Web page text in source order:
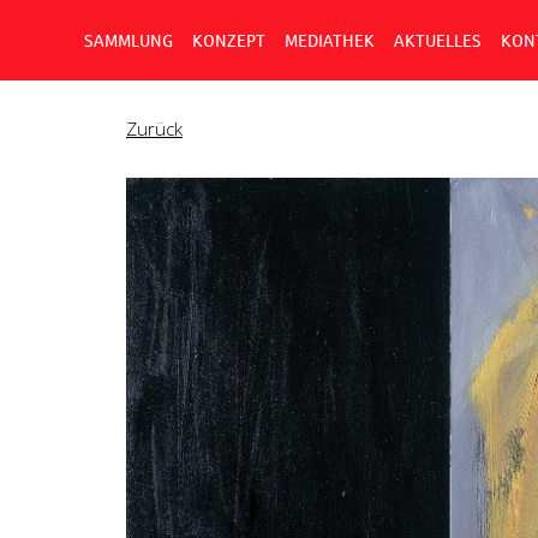
SAMMLUNG KONZEPT MEDIATHEK AKTUELLES
Zurück